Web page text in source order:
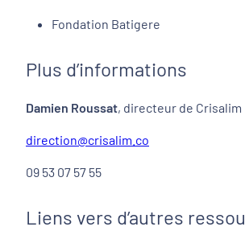
Fondation Batigere
Plus d’informations
Damien Roussat, directeur de Crisalim
direction@crisalim.co
09 53 07 57 55
Liens vers d’autres